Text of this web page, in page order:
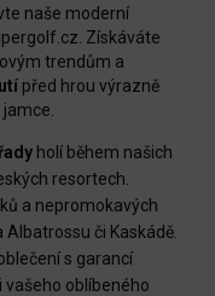
naše moderní
Získáváte
trendům a
před hrou výrazně
holí během našich
resortech.
a nepromokavých
či Kaskádě.
s garancí
vašeho oblíbeného